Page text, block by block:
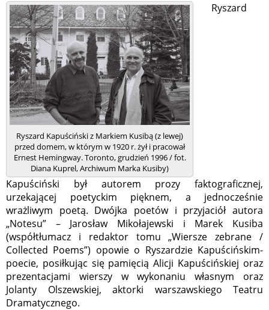
Ryszard Kapuściński z Markiem Kusibą (z lewej)
przed domem, w którym w 1920 r. żył i pracował
Ernest Hemingway. Toronto, grudzień 1996 / fot.
Diana Kuprel, Archiwum Marka Kusiby)
Ryszard
Kapuściński był autorem prozy faktograficznej,
urzekającej poetyckim pięknem, a jednocześnie
wrażliwym poetą. Dwójka poetów i przyjaciół autora
„Notesu” – Jarosław Mikołajewski i Marek Kusiba
(współtłumacz i redaktor tomu „Wiersze zebrane /
Collected Poems”) opowie o Ryszardzie Kapuścińskim-
poecie, posiłkując się pamięcią Alicji Kapuścińskiej oraz
prezentacjami wierszy w wykonaniu własnym oraz
Jolanty Olszewskiej, aktorki warszawskiego Teatru
Dramatycznego.